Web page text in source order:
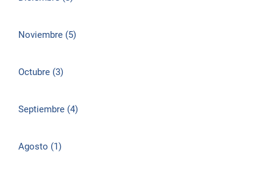
Noviembre (5)
Octubre (3)
Septiembre (4)
Agosto (1)